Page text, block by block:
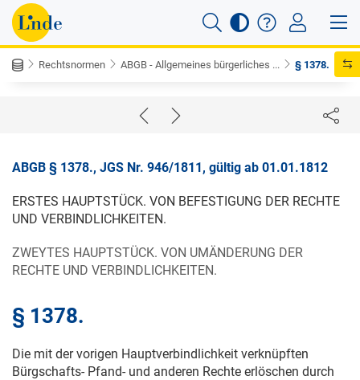
Rechtsnormen ABGB - Allgemeines bürgerliches ... § 1378.
ABGB § 1378., JGS Nr. 946/1811, gültig ab 01.01.1812
ERSTES HAUPTSTÜCK. VON BEFESTIGUNG DER RECHTE
UND VERBINDLICHKEITEN.
ZWEYTES HAUPTSTÜCK. VON UMÄNDERUNG DER
RECHTE UND VERBINDLICHKEITEN.
§ 1378.
Die mit der vorigen Hauptverbindlichkeit verknüpften
Bürgschafts- Pfand- und anderen Rechte erlöschen durch